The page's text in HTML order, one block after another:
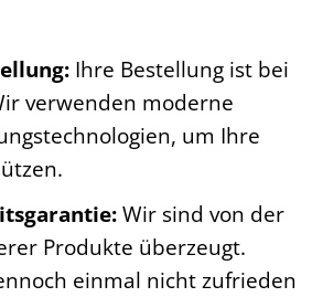
Ihre Bestellung ist bei
verwenden moderne
um Ihre
Wir sind von der
Produkte überzeugt.
einmal nicht zufrieden